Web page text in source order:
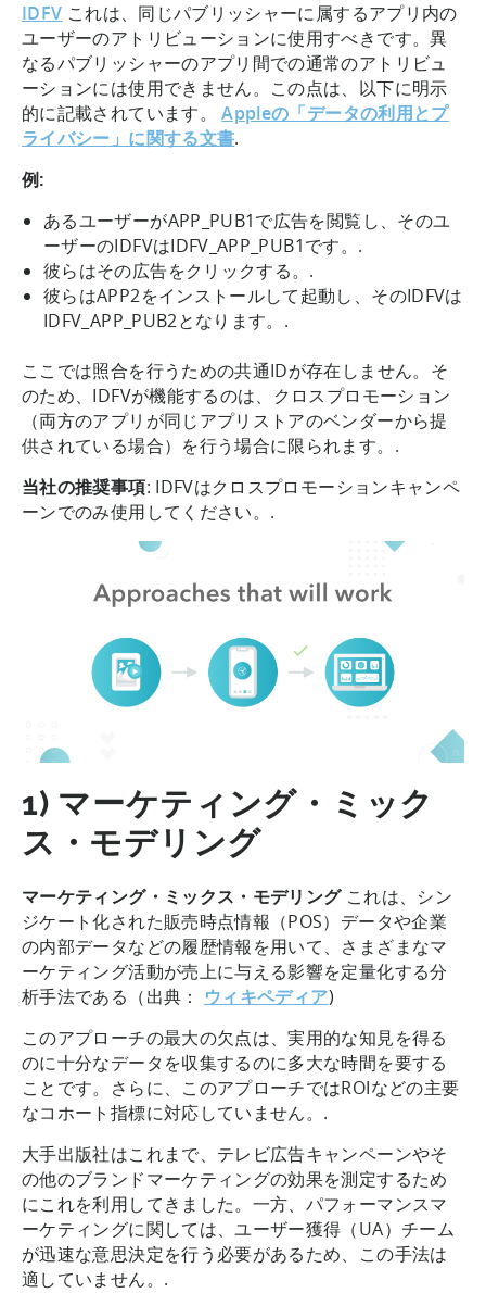
IDFV これは、同じパブリッシャーに属するアプリ内の
ユーザーのアトリビューションに使用すべきです。異
なるパブリッシャーのアプリ間での通常のアトリビュ
ーションには使用できません。この点は、以下に明示
的に記載されています。Appleの「データの利用とプ
ライバシー」に関する文書.
例:
あるユーザーがAPP_PUB1で広告を閲覧し、そのユ
ーザーのIDFVはIDFV_APP_PUB1です。.
彼らはその広告をクリックする。.
彼らはAPP2をインストールして起動し、そのIDFVは
IDFV_APP_PUB2となります。.
ここでは照合を行うための共通IDが存在しません。そ
のため、IDFVが機能するのは、クロスプロモーション
（両方のアプリが同じアプリストアのベンダーから提
供されている場合）を行う場合に限られます。.
当社の推奨事項: IDFVはクロスプロモーションキャンペ
ーンでのみ使用してください。.
1) マーケティング・ミック
ス・モデリング
マーケティング・ミックス・モデリングこれは、シン
ジケート化された販売時点情報（POS）データや企業
の内部データなどの履歴情報を用いて、さまざまなマ
ーケティング活動が売上に与える影響を定量化する分
析手法である（出典： ウィキペディア)
このアプローチの最大の欠点は、実用的な知見を得る
のに十分なデータを収集するのに多大な時間を要する
ことです。さらに、このアプローチではROIなどの主要
なコホート指標に対応していません。.
大手出版社はこれまで、テレビ広告キャンペーンやそ
の他のブランドマーケティングの効果を測定するため
にこれを利用してきました。一方、パフォーマンスマ
ーケティングに関しては、ユーザー獲得（UA）チーム
が迅速な意思決定を行う必要があるため、この手法は
適していません。.